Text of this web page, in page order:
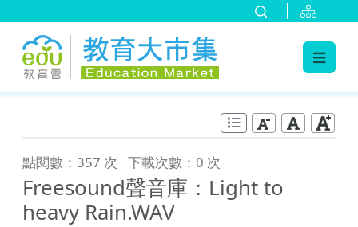
點閱數：357 次 下載次數：0 次
Freesound聲音庫：Light to
heavy Rain.WAV